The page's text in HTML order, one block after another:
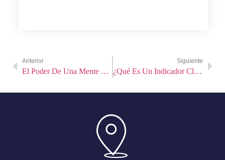
Anterior
El Poder De Una Mente Entrenada
Siguiente
¿Qué Es Un Indicador Clave De Rendimiento (KPI)?